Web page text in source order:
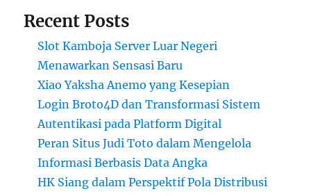
Recent Posts
Slot Kamboja Server Luar Negeri
Menawarkan Sensasi Baru
Xiao Yaksha Anemo yang Kesepian
Login Broto4D dan Transformasi Sistem
Autentikasi pada Platform Digital
Peran Situs Judi Toto dalam Mengelola
Informasi Berbasis Data Angka
HK Siang dalam Perspektif Pola Distribusi